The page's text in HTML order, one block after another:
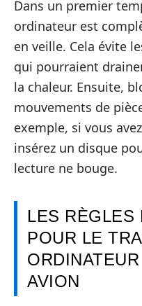
Dans un premier
ordinateur est
en veille. Cela évite
qui pourraient
la chaleur. Ensuite,
mouvements de
exemple, si vous
insérez un disque
lecture ne bouge.
LES RÈGLES
POUR LE
AVION